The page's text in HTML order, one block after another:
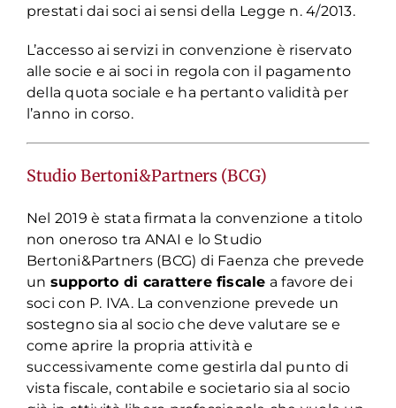
prestati dai soci ai sensi della Legge n. 4/2013.
L’accesso ai servizi in convenzione è riservato
alle socie e ai soci in regola con il pagamento
della quota sociale e ha pertanto validità per
l’anno in corso.
Studio Bertoni&Partners (BCG)
Nel 2019 è stata firmata la convenzione a titolo
non oneroso tra ANAI e lo Studio
Bertoni&Partners (BCG) di Faenza che prevede
un supporto di carattere fiscale a favore dei
soci con P. IVA. La convenzione prevede un
sostegno sia al socio che deve valutare se e
come aprire la propria attività e
successivamente come gestirla dal punto di
vista fiscale, contabile e societario sia al socio